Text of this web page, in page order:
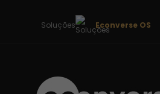
Soluções Econverse OS